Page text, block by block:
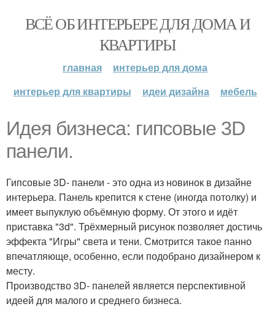
ВСЁ ОБ ИНТЕРЬЕРЕ ДЛЯ ДОМА И
КВАРТИРЫ
главная
интерьер для дома
интерьер для квартиры
идеи дизайна мебель
Идея бизнеса: гипсовые 3D
панели.
Гипсовые 3D- панели - это одна из новинок в дизайне
интерьера. Панель крепится к стене (иногда потолку) и
имеет выпуклую объёмную форму. От этого и идёт
приставка "3d". Трёхмерный рисунок позволяет достичь
эффекта "Игры" света и тени. Смотрится такое панно
впечатляюще, особенно, если подобрано дизайнером к
месту.
Производство 3D- панелей является перспективной
идеей для малого и среднего бизнеса.